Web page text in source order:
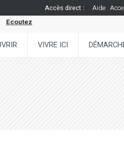
Accès direct : Aide
Ecoutez
VIVRE ICI